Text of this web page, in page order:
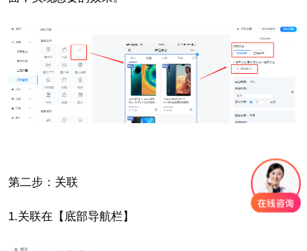
第二步：关联
1.关联在【底部导航栏】